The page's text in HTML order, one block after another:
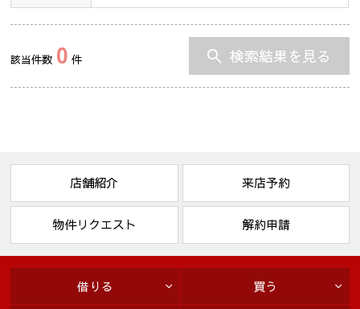
該当件数 0 件 検索結果を見る
店舗紹介 来店予約
物件リクエスト 解約申請
借りる 買う